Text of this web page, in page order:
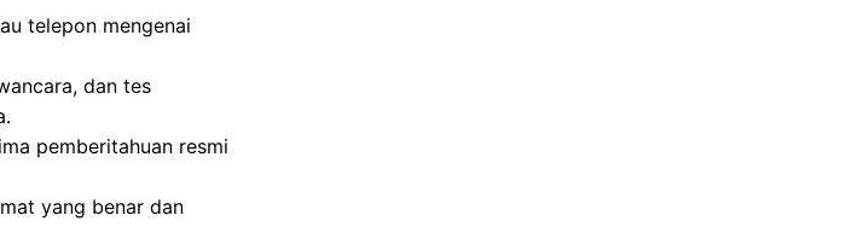
telepon mengenai
dan tes
pemberitahuan resmi
yang benar dan